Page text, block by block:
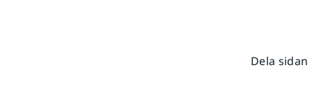
Dela sidan